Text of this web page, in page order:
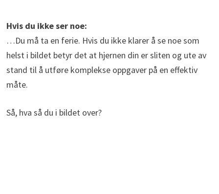
Hvis du ikke ser noe:
…Du må ta en ferie. Hvis du ikke klarer å se noe som
helst i bildet betyr det at hjernen din er sliten og ute av
stand til å utføre komplekse oppgaver på en effektiv
måte.
Så, hva så du i bildet over?